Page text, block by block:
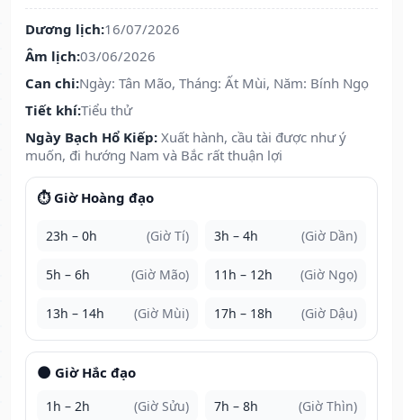
Dương lịch:16/07/2026
Âm lịch:03/06/2026
Can chi:Ngày: Tân Mão, Tháng: Ất Mùi, Năm: Bính Ngọ
Tiết khí:Tiểu thử
Ngày Bạch Hổ Kiếp: Xuất hành, cầu tài được như ý
muốn, đi hướng Nam và Bắc rất thuận lợi
⏱️ Giờ Hoàng đạo
23h – 0h (Giờ Tí) 3h – 4h (Giờ Dần)
5h – 6h (Giờ Mão) 11h – 12h (Giờ Ngọ)
13h – 14h (Giờ Mùi) 17h – 18h (Giờ Dậu)
🌑 Giờ Hắc đạo
1h – 2h (Giờ Sửu) 7h – 8h (Giờ Thìn)